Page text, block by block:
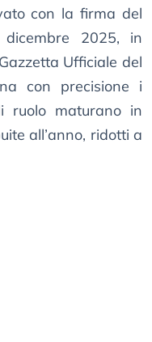
con la firma del
2025, in
Ufficiale del
con precisione i
ruolo maturano in
all’anno, ridotti a